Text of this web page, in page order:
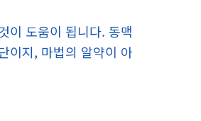
이 도움이 됩니다. 동맥
이지, 마법의 알약이 아